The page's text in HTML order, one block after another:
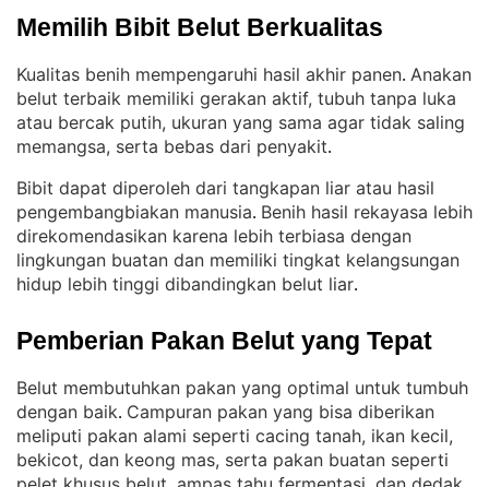
Memilih Bibit Belut Berkualitas
Kualitas benih mempengaruhi hasil akhir panen. Anakan
belut terbaik memiliki gerakan aktif, tubuh tanpa luka
atau bercak putih, ukuran yang sama agar tidak saling
memangsa, serta bebas dari penyakit.
Bibit dapat diperoleh dari tangkapan liar atau hasil
pengembangbiakan manusia. Benih hasil rekayasa lebih
direkomendasikan karena lebih terbiasa dengan
lingkungan buatan dan memiliki tingkat kelangsungan
hidup lebih tinggi dibandingkan belut liar.
Pemberian Pakan Belut yang Tepat
Belut membutuhkan pakan yang optimal untuk tumbuh
dengan baik. Campuran pakan yang bisa diberikan
meliputi pakan alami seperti cacing tanah, ikan kecil,
bekicot, dan keong mas, serta pakan buatan seperti